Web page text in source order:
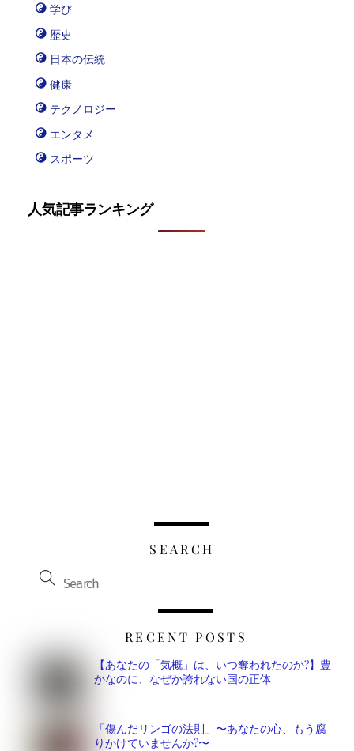
学び
歴史
日本の伝統
健康
テクノロジー
エンタメ
スポーツ
人気記事ランキング
SEARCH
RECENT POSTS
【あなたの「気概」は、いつ奪われたのか?】豊
かなのに、なぜか誇れない国の正体
「傷んだリンゴの法則」〜あなたの心、もう腐
りかけていませんか?〜